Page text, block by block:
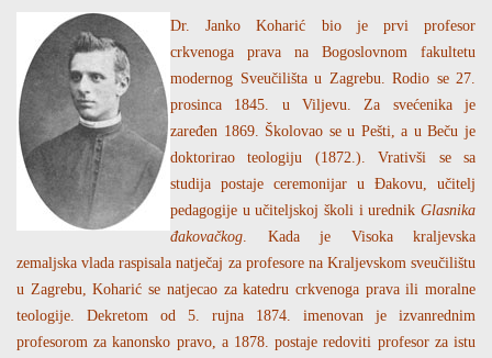
Dr. Janko Koharić bio je prvi profesor
crkvenoga prava na Bogoslovnom fakultetu
modernog Sveučilišta u Zagrebu. Rodio se 27.
prosinca 1845. u Viljevu. Za svećenika je
zaređen 1869. Školovao se u Pešti, a u Beču je
doktorirao teologiju (1872.). Vrativši se sa
studija postaje ceremonijar u Đakovu, učitelj
pedagogije u učiteljskoj školi i urednik Glasnika
đakovačkog . Kada je Visoka kraljevska
zemaljska vlada raspisala natječaj za profesore na Kraljevskom sveučilištu
u Zagrebu, Koharić se natjecao za katedru crkvenoga prava ili moralne
teologije. Dekretom od 5. rujna 1874. imenovan je izvanrednim
profesorom za kanonsko pravo, a 1878. postaje redoviti profesor za istu